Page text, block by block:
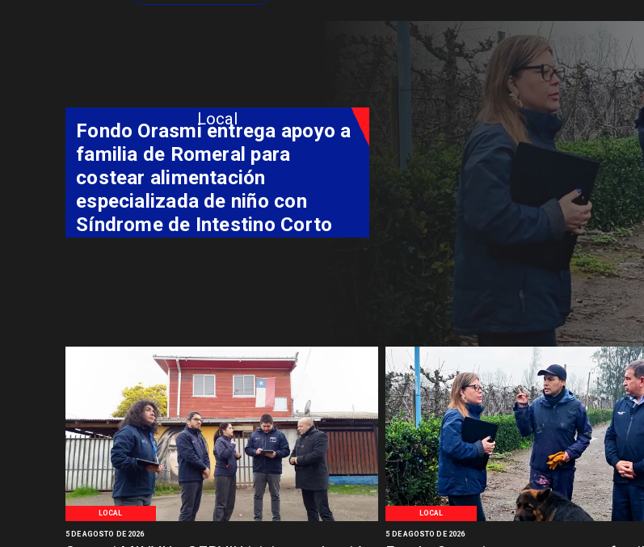
LOCAL
5 DE AGOSTO DE 2026
LOCAL
5 DE AGOSTO DE 2026
Local
Fondo Orasmi entrega apoyo a
familia de Romeral para
costear alimentación
especializada de niño con
Síndrome de Intestino Corto